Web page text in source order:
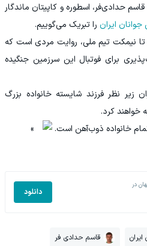
قاسم حدادی‌فر، اسطوره و کاپیتان ماندگار
جوانان ایران را تبریک می‌گوییم.
تا نیمکت تیم ملی، روایت مردی است که
برای فوتبال این سرزمین جنگیده
زیر نظر فرزند شایسته خانواده بزرگ
خواهند کرد.
تمام خانواده ذوب‌آهن است.
»
در
دانلود
قاسم حدادی فر